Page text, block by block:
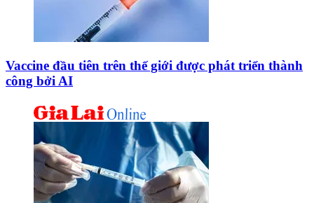
Vaccine đầu tiên trên thế giới được phát triển thành
công bởi AI